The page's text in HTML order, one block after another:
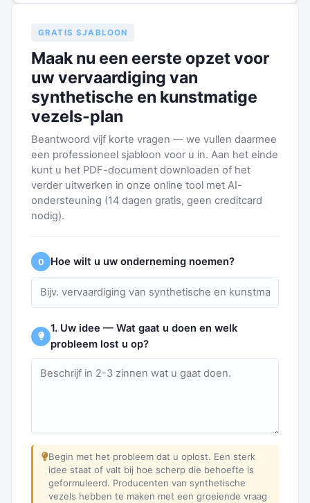
GRATIS SJABLOON
Maak nu een eerste opzet voor
uw vervaardiging van
synthetische en kunstmatige
vezels-plan
Beantwoord vijf korte vragen — we vullen daarmee
een professioneel sjabloon voor u in. Aan het einde
kunt u het PDF-document downloaden of het
verder uitwerken in onze online tool met AI-
ondersteuning (14 dagen gratis, geen creditcard
nodig).
0 Hoe wilt u uw onderneming noemen?
1. Uw idee — Wat gaat u doen en welk
probleem lost u op?
Begin met het probleem dat u oplost. Een sterk
idee staat of valt bij hoe scherp die behoefte is
geformuleerd. Producenten van synthetische
vezels hebben te maken met een groeiende vraag